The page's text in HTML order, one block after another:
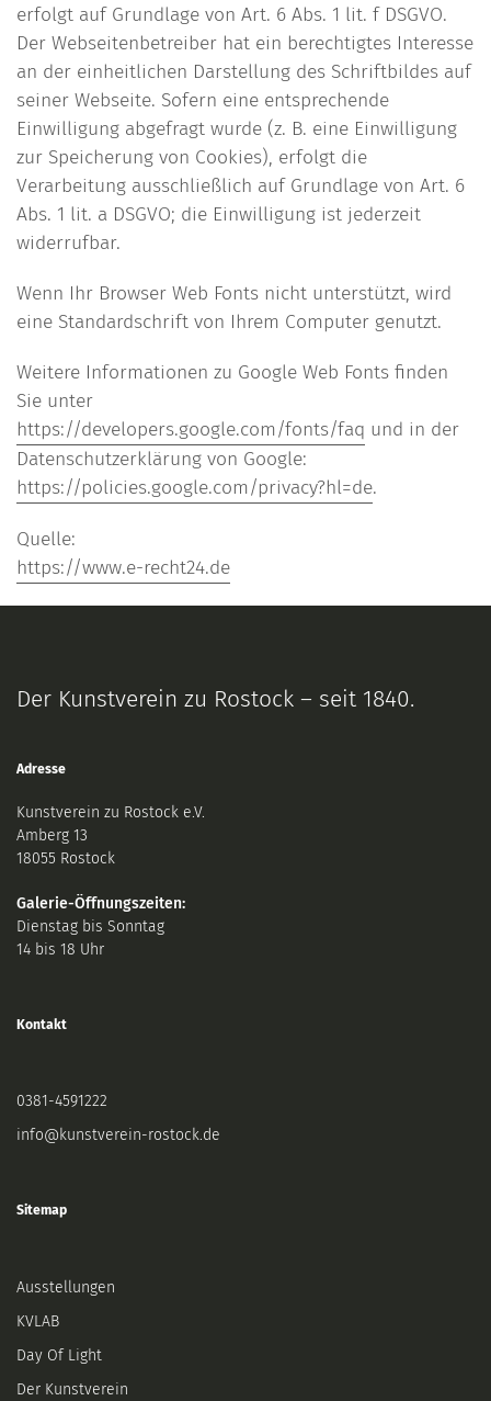
erfolgt auf Grundlage von Art. 6 Abs. 1 lit. f DSGVO.
Der Webseitenbetreiber hat ein berechtigtes Interesse
an der einheitlichen Darstellung des Schriftbildes auf
seiner Webseite. Sofern eine entsprechende
Einwilligung abgefragt wurde (z. B. eine Einwilligung
zur Speicherung von Cookies), erfolgt die
Verarbeitung ausschließlich auf Grundlage von Art. 6
Abs. 1 lit. a DSGVO; die Einwilligung ist jederzeit
widerrufbar.
Wenn Ihr Browser Web Fonts nicht unterstützt, wird
eine Standardschrift von Ihrem Computer genutzt.
Weitere Informationen zu Google Web Fonts finden
Sie unter
https://developers.google.com/fonts/faq und in der
Datenschutzerklärung von Google:
https://policies.google.com/privacy?hl=de.
Quelle:
https://www.e-recht24.de
Der Kunstverein zu Rostock – seit 1840.
Adresse
Kunstverein zu Rostock e.V.
Amberg 13
18055 Rostock
Galerie-Öffnungszeiten:
Dienstag bis Sonntag
14 bis 18 Uhr
Kontakt
0381-4591222
info@kunstverein-rostock.de
Sitemap
Ausstellungen
KVLAB
Day Of Light
Der Kunstverein